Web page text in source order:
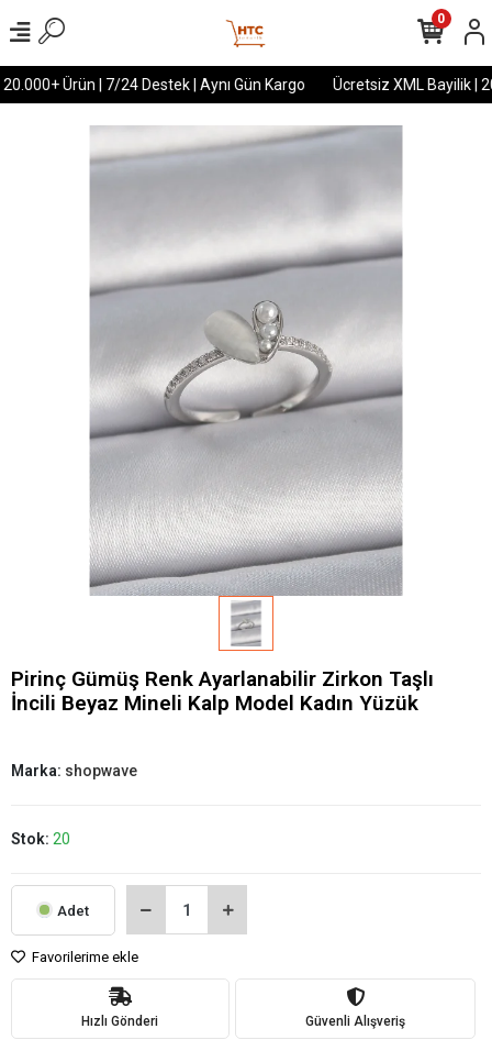
Ürün | 7/24 Destek | Aynı Gün Kargo Ücretsiz XML Bayilik |
0
Pirinç Gümüş Renk Ayarlanabilir Zirkon Taşlı
İncili Beyaz Mineli Kalp Model Kadın Yüzük
Marka: shopwave
Stok: 20
Adet
Favorilerime ekle
Hızlı Gönderi Güvenli Alışveriş